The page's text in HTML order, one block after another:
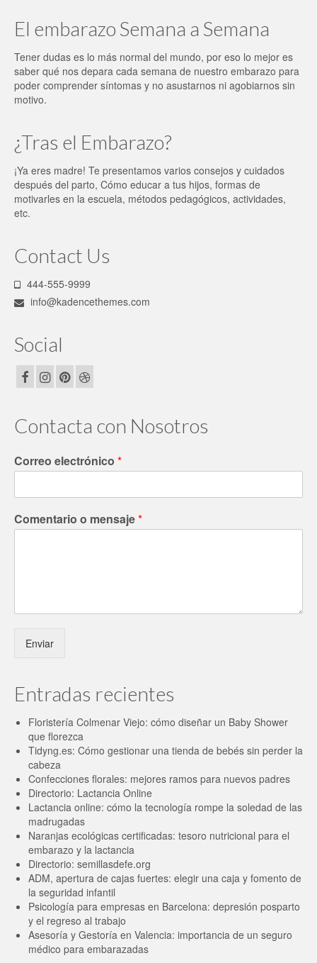
El embarazo Semana a Semana
Tener dudas es lo más normal del mundo, por eso lo mejor es
saber qué nos depara cada semana de nuestro embarazo para
poder comprender síntomas y no asustarnos ni agobiarnos sin
motivo.
¿Tras el Embarazo?
¡Ya eres madre! Te presentamos varios consejos y cuidados
después del parto, Cómo educar a tus hijos, formas de
motivarles en la escuela, métodos pedagógicos, actividades,
etc.
Contact Us
444-555-9999
info@kadencethemes.com
Social
Contacta con Nosotros
Correo electrónico *
Comentario o mensaje*
Enviar
Entradas recientes
Floristería Colmenar Viejo: cómo diseñar un Baby Shower
que florezca
Tidyng.es: Cómo gestionar una tienda de bebés sin perder la
cabeza
Confecciones florales: mejores ramos para nuevos padres
Directorio: Lactancia Online
Lactancia online: cómo la tecnología rompe la soledad de las
madrugadas
Naranjas ecológicas certificadas: tesoro nutricional para el
embarazo y la lactancia
Directorio: semillasdefe.org
ADM, apertura de cajas fuertes: elegir una caja y fomento de
la seguridad infantil
Psicología para empresas en Barcelona: depresión posparto
y el regreso al trabajo
Asesoría y Gestoría en Valencia: importancia de un seguro
médico para embarazadas